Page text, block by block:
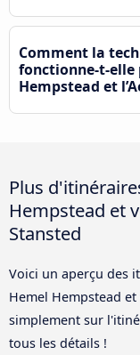
Comment la
fonctionne-t-elle
Hempstead et
Plus
Hempstead et
Stansted
Voici un aperçu des
Hemel Hempstead
simplement sur
tous les détails !